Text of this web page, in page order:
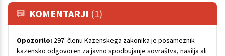
KOMENTARJI (1)
Opozorilo: 297. členu Kazenskega zakonika je posameznik
kazensko odgovoren za javno spodbujanje sovraštva, nasilja ali